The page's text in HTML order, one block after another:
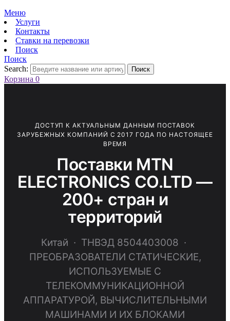
Меню
Услуги
Контакты
Ставки на перевозки
Поиск
Поиск
Search:
Поиск
Корзина 0
ДОСТУП К АКТУАЛЬНЫМ ДАННЫМ ПОСТАВОК
ЗАРУБЕЖНЫХ КОМПАНИЙ С 2017 ГОДА ПО НАСТОЯЩЕЕ
ВРЕМЯ
Поставки MTN
ELECTRONICS CO.LTD —
200+ стран и
территорий
Китай · ТНВЭД 8504403008 ·
ПРЕОБРАЗОВАТЕЛИ СТАТИЧЕСКИЕ,
ИСПОЛЬЗУЕМЫЕ С
ТЕЛЕКОММУНИКАЦИОННОЙ
АППАРАТУРОЙ, ВЫЧИСЛИТЕЛЬНЫМИ
МАШИНАМИ И ИХ БЛОКАМИ